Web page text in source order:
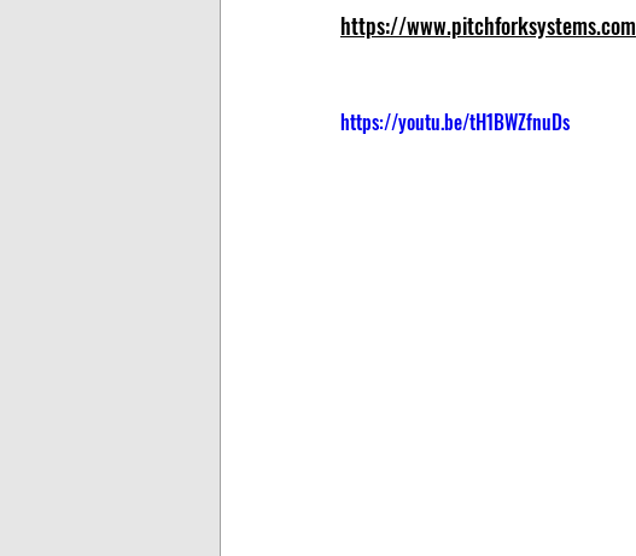
https://www.pitchforksystems.com
https://youtu.be/tH1BWZfnuDs